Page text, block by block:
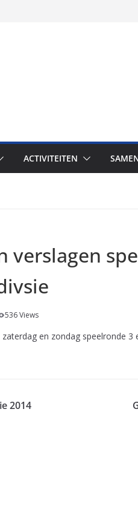
ACTIVITEITEN
verslagen
536 Views
en zondag speelronde 3
2014